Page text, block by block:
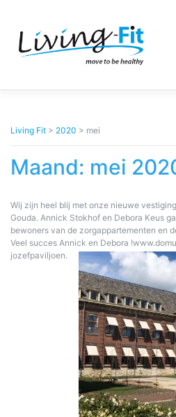
inhoud
Living Fit > 2020 > mei
Maand: mei
Wij zijn heel blij met onze nieuwe
Gouda. Annick Stokhof en Debora Keus
bewoners van de zorgappartementen en
Veel succes Annick en Debora
jozefpaviljoen.